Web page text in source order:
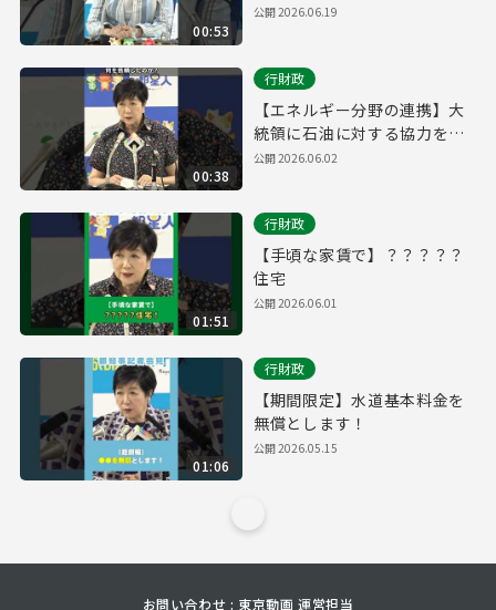
00:53
公開2026.06.19
00:38
行財政
【エネルギー分野の連携】大
統領に石油に対する協力を依
頼
公開2026.06.02
01:51
行財政
【手頃な家賃で】？？？？？
住宅
公開2026.06.01
01:06
行財政
【期間限定】水道基本料金を
無償とします！
公開2026.05.15
お問い合わせ : 東京動画 運営担当